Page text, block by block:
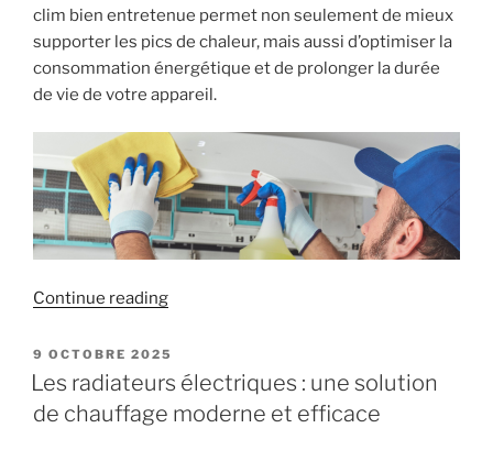
clim bien entretenue permet non seulement de mieux
supporter les pics de chaleur, mais aussi d’optimiser la
consommation énergétique et de prolonger la durée
de vie de votre appareil.
Continue reading« Préparez
climatisation
pour
l’été ! »
POSTED
ON
9 OCTOBRE 2025
Les radiateurs électriques : une solution
de chauffage moderne et efficace